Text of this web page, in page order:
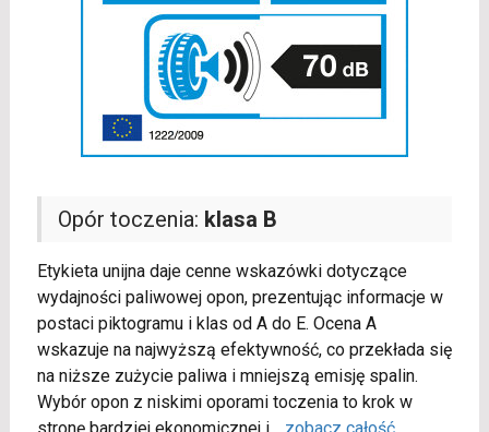
Opór toczenia: klasa B
Etykieta unijna daje cenne wskazówki dotyczące
wydajności paliwowej opon, prezentując informacje w
postaci piktogramu i klas od A do E. Ocena A
wskazuje na najwyższą efektywność, co przekłada się
na niższe zużycie paliwa i mniejszą emisję spalin.
Wybór opon z niskimi oporami toczenia to krok w